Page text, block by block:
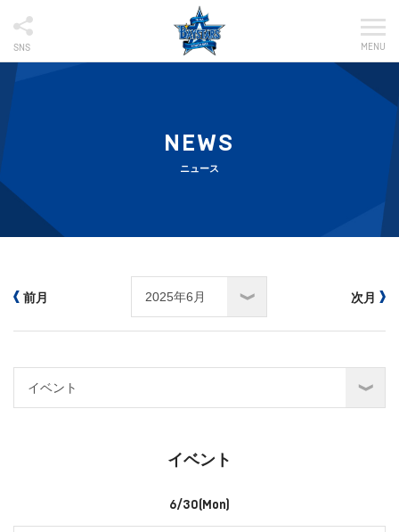
SNS MENU
NEWS
ニュース
前月 次月
イベント
6/30(Mon)